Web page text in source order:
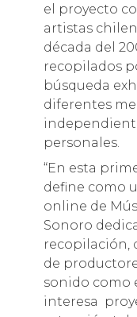
el proyecto
artistas
década del
recopilados
búsqueda
diferentes
personales.
“En esta
define como
online de
Sonoro
recopilación,
de
sonido como
interesa